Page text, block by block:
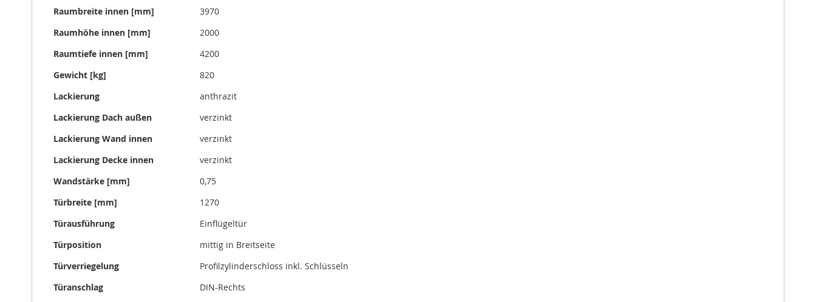
Raumbreite innen [mm]
3970
Raumhöhe innen [mm]
2000
Raumtiefe innen [mm]
4200
Gewicht [kg]
820
Lackierung
anthrazit
Lackierung Dach außen
verzinkt
Lackierung Wand innen
verzinkt
Lackierung Decke innen
verzinkt
Wandstärke [mm]
0,75
Türbreite [mm]
1270
Türausführung
Einflügeltür
Türposition
mittig in Breitseite
Türverriegelung
Profilzylinderschloss inkl. Schlüsseln
Türanschlag
DIN-Rechts